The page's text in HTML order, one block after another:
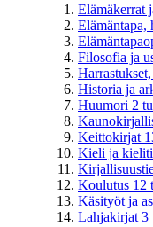
Elämäkerrat
Elämäntapa,
Filosofia ja
Historia ja
Huumori 2
Keittokirjat
Kieli ja
Koulutus 12
Käsityöt ja
Lahjakirjat 3